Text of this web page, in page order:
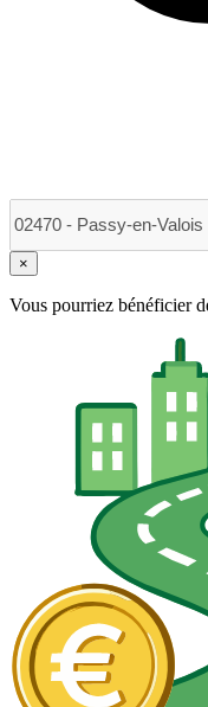
×
Vous pourriez bénéficier